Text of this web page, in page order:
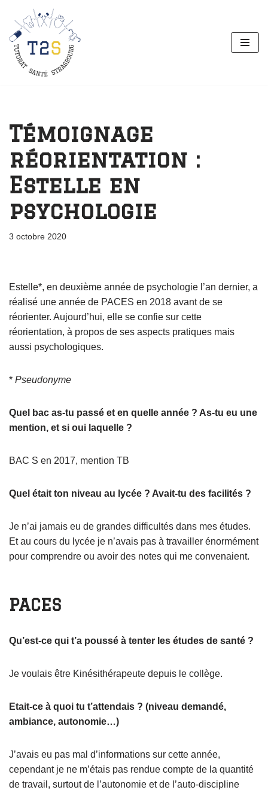
Aller
au
contenu
Témoignage
réorientation :
Estelle en
psychologie
3 octobre 2020
Estelle*, en deuxième année de psychologie l’an dernier, a
réalisé une année de PACES en 2018 avant de se
réorienter. Aujourd’hui, elle se confie sur cette
réorientation, à propos de ses aspects pratiques mais
aussi psychologiques.
* Pseudonyme
Quel bac as-tu passé et en quelle année ? As-tu eu une
mention, et si oui laquelle ?
BAC S en 2017, mention TB
Quel était ton niveau au lycée ? Avait-tu des facilités ?
Je n’ai jamais eu de grandes difficultés dans mes études.
Et au cours du lycée je n’avais pas à travailler énormément
pour comprendre ou avoir des notes qui me convenaient.
PACES
Qu’est-ce qui t’a poussé à tenter les études de santé ?
Je voulais être Kinésithérapeute depuis le collège.
Etait-ce à quoi tu t’attendais ? (niveau demandé,
ambiance, autonomie…)
J’avais eu pas mal d’informations sur cette année,
cependant je ne m’étais pas rendue compte de la quantité
de travail, surtout de l’autonomie et de l’auto-discipline